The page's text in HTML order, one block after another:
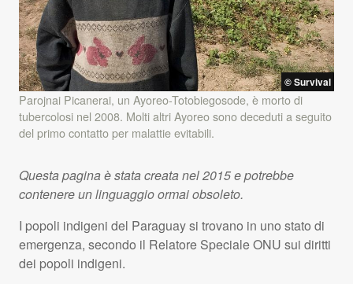
© Survival
Parojnai Picanerai, un Ayoreo-Totobiegosode, è morto di
tubercolosi nel 2008. Molti altri Ayoreo sono deceduti a seguito
del primo contatto per malattie evitabili.
Questa pagina è stata creata nel 2015 e potrebbe
contenere un linguaggio ormai obsoleto.
I popoli indigeni del Paraguay si trovano in uno stato di
emergenza, secondo il Relatore SpecialeONU sui diritti
dei popoli indigeni.